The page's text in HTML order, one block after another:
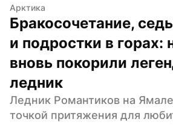
Арктика
Бракосочетание,
и подростки в горах:
вновь покорили
ледник
Ледник Романтиков на
точкой притяжения для